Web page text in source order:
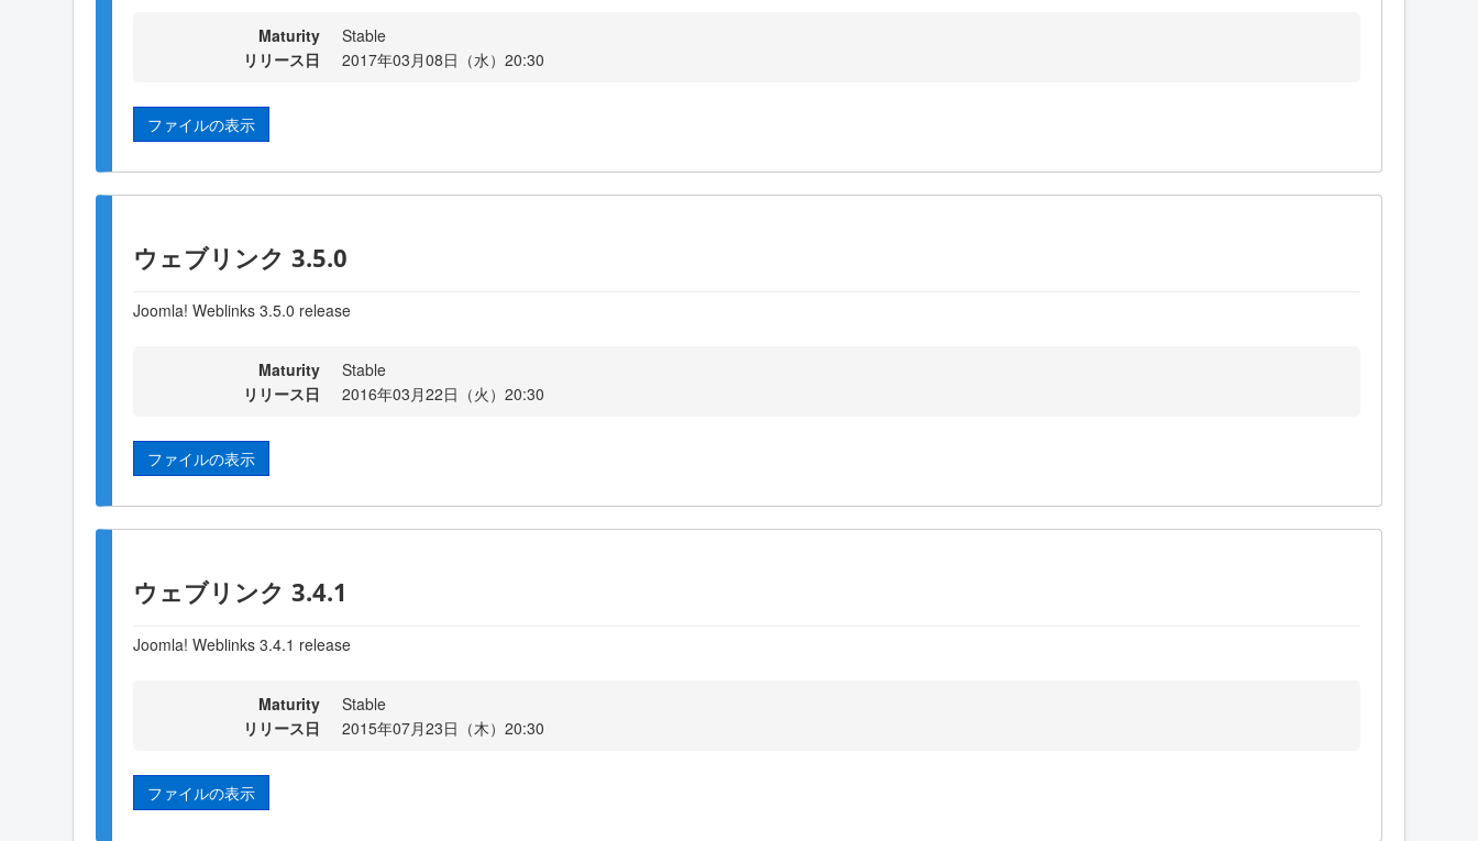
Maturity
Stable
リリース日
2017年03月08日（水）20:30
ファイルの表示
ウェブリンク 3.5.0
Joomla! Weblinks 3.5.0 release
Maturity
Stable
リリース日
2016年03月22日（火）20:30
ファイルの表示
ウェブリンク 3.4.1
Joomla! Weblinks 3.4.1 release
Maturity
Stable
リリース日
2015年07月23日（木）20:30
ファイルの表示